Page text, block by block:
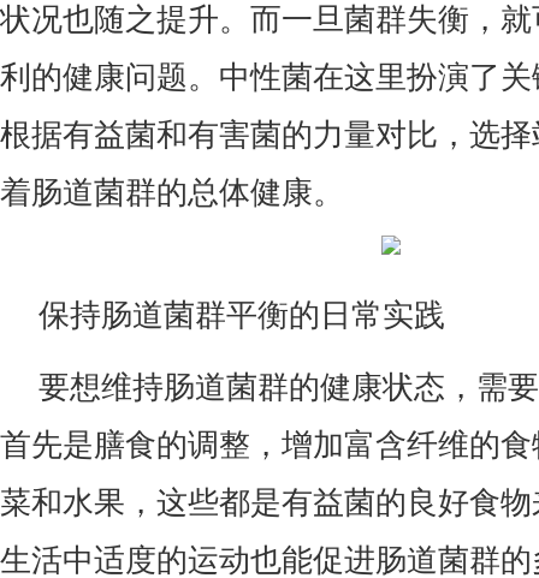
状况也随之提升。而一旦菌群失衡，
利的健康问题。中性菌在这里扮演了
根据有益菌和有害菌的力量对比，选
着肠道菌群的总体健康。
保持肠道菌群平衡的日常实践
要想维持肠道菌群的健康状态，需
首先是膳食的调整，增加富含纤维的
菜和水果，这些都是有益菌的良好食
生活中适度的运动也能促进肠道菌群